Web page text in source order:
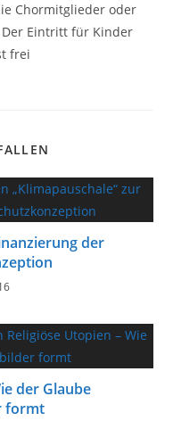
Chormitglieder oder
Eintritt für Kinder
frei
der
der Glaube
formt